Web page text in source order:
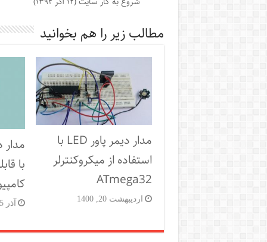
مطالب زیر را هم بخوانید
مدار دیمر پاور LED با
استفاده از میکروکنترلر
ATmega32
اردیبهشت 20, 1400 آذر 25, 1396